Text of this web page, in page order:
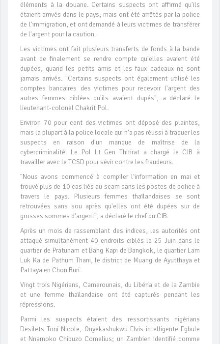
éléments à la douane. Certains suspects ont affirmé qu'ils
étaient arrivés dans le pays, mais ont été arrêtés par la police
de l'immigration, et ont demandé à leurs victimes de transférer
de l'argent pour la caution.
Les victimes ont fait plusieurs transferts de fonds à la bande
avant de finalement se rendre compte qu'elles avaient été
dupées, quand les petits amis et les faux cadeaux ne sont
jamais arrivés. "Certains suspects ont également utilisé les
comptes bancaires des victimes pour recevoir l'argent des
autres femmes ciblées qu'ils avaient dupés", a déclaré le
lieutenant-colonel Chakrit Pol.
Environ 70 pour cent des victimes ont déposé des plaintes,
mais la plupart à la police locale qui n'a pas réussi à traquer les
suspects en raison d'un manque de maîtrise de la
cybercriminalité. Le Pol Lt Gen Thitirat a chargé le CIB à
travailler avec le TCSD pour sévir contre les fraudeurs.
"Nous avons commencé à compiler l'information en mai et
trouvé plus de 10 cas liés au scam dans les postes de police à
travers le pays. Plusieurs femmes thaïlandaises se sont
retrouvées sans sou après qu'elles ont été dupées sur de
grosses sommes d'argent", a déclaré le chef du CIB.
Après un mois de rassemblant des indices, les autorités ont
attaqué simultanément 40 endroits ciblés le 25 Juin dans le
quartier de Pratunam et Bang Kapi de Bangkok, le quartier Lam
Luk Ka de Pathum Thani, le district de Muang de Ayutthaya et
Pattaya en Chon Buri.
Vingt trois Nigérians, Camerounais, du Libéria et de la Zambie
et une femme thaïlandaise ont été capturés pendant les
répressions.
Parmi les suspects étaient des ressortissants nigérians
Desilets Toni Nicole, Onyekashukwu Elvis intelligente Egbule
et Nnamoko Chibuzo Comelius; un Zambien identifié comme